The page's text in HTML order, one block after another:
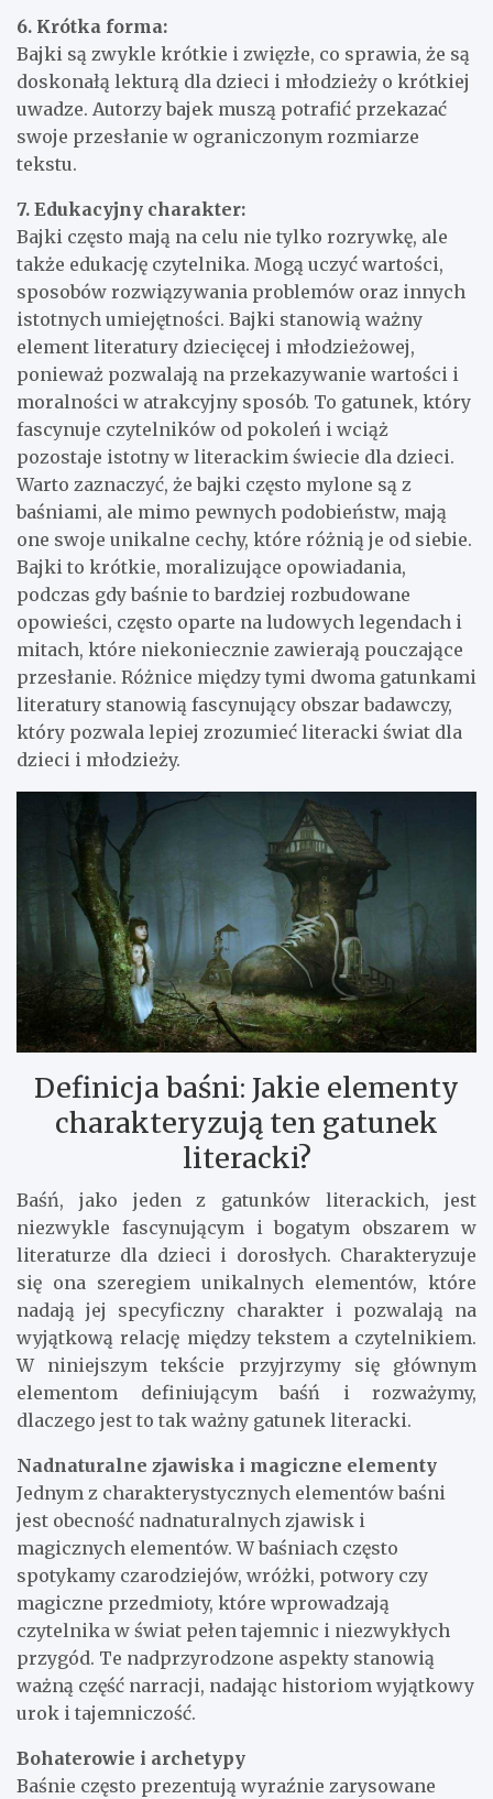
6. Krótka forma:
Bajki są zwykle krótkie i zwięzłe, co sprawia, że są
doskonałą lekturą dla dzieci i młodzieży o krótkiej
uwadze. Autorzy bajek muszą potrafić przekazać
swoje przesłanie w ograniczonym rozmiarze
tekstu.
7. Edukacyjny charakter:
Bajki często mają na celu nie tylko rozrywkę, ale
także edukację czytelnika. Mogą uczyć wartości,
sposobów rozwiązywania problemów oraz innych
istotnych umiejętności. Bajki stanowią ważny
element literatury dziecięcej i młodzieżowej,
ponieważ pozwalają na przekazywanie wartości i
moralności w atrakcyjny sposób. To gatunek, który
fascynuje czytelników od pokoleń i wciąż
pozostaje istotny w literackim świecie dla dzieci.
Warto zaznaczyć, że bajki często mylone są z
baśniami, ale mimo pewnych podobieństw, mają
one swoje unikalne cechy, które różnią je od siebie.
Bajki to krótkie, moralizujące opowiadania,
podczas gdy baśnie to bardziej rozbudowane
opowieści, często oparte na ludowych legendach i
mitach, które niekoniecznie zawierają pouczające
przesłanie. Różnice między tymi dwoma gatunkami
literatury stanowią fascynujący obszar badawczy,
który pozwala lepiej zrozumieć literacki świat dla
dzieci i młodzieży.
Definicja baśni: Jakie elementy
charakteryzują ten gatunek
literacki?
Baśń, jako jeden z gatunków literackich, jest
niezwykle fascynującym i bogatym obszarem w
literaturze dla dzieci i dorosłych. Charakteryzuje
się ona szeregiem unikalnych elementów, które
nadają jej specyficzny charakter i pozwalają na
wyjątkową relację między tekstem a czytelnikiem.
W niniejszym tekście przyjrzymy się głównym
elementom definiującym baśń i rozważymy,
dlaczego jest to tak ważny gatunek literacki.
Nadnaturalne zjawiska i magiczne elementy
Jednym z charakterystycznych elementów baśni
jest obecność nadnaturalnych zjawisk i
magicznych elementów. W baśniach często
spotykamy czarodziejów, wróżki, potwory czy
magiczne przedmioty, które wprowadzają
czytelnika w świat pełen tajemnic i niezwykłych
przygód. Te nadprzyrodzone aspekty stanowią
ważną część narracji, nadając historiom wyjątkowy
urok i tajemniczość.
Bohaterowie i archetypy
Baśnie często prezentują wyraźnie zarysowane